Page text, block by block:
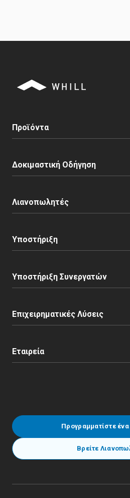
Προϊόντα
Δοκιμαστική Οδήγηση
Λιανοπωλητές
Υποστήριξη
Υποστήριξη Συνεργατών
Επιχειρηματικές Λύσεις
Εταιρεία
Προγραμματίστε
Βρείτε